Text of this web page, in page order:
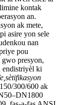
kontak
an.
ak mete,
asire yon sele
nan
pou
presyon,
endistriyèl ki
sètifikasyon
300/600 ak